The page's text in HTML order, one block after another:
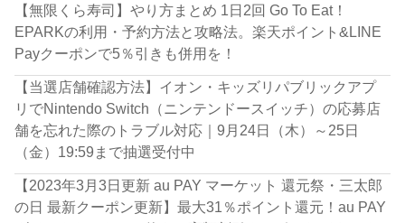
【無限くら寿司】やり方まとめ 1日2回 Go To Eat！
EPARKの利用・予約方法と攻略法。楽天ポイント&LINE
Payクーポンで5％引きも併用を！
【当選店舗確認方法】イオン・キッズリパブリックアプ
リでNintendo Switch（ニンテンドースイッチ）の応募店
舗を忘れた際のトラブル対応｜9月24日（木）～25日
（金）19:59まで抽選受付中
【2023年3月3日更新 au PAY マーケット 還元祭・三太郎
の日 最新クーポン更新】最大31％ポイント還元！au PAY